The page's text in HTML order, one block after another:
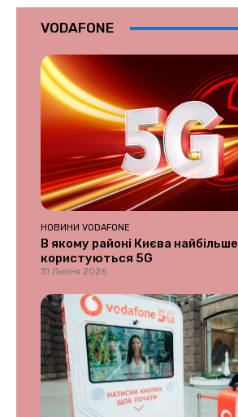
VODAFONE
НОВИНИ VODAFONE
В якому районі Києва найбільше
користуються 5G
31 Липня 2026